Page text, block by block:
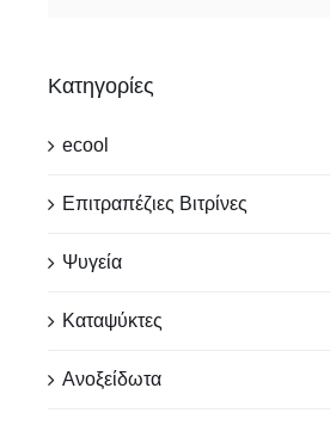
Κατηγορίες
ecool
Επιτραπέζιες Βιτρίνες
Ψυγεία
Καταψύκτες
Ανοξείδωτα